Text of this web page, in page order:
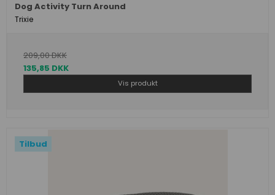
Dog Activity Turn Around
Trixie
209,00 DKK
135,85 DKK
Vis produkt
Tilbud